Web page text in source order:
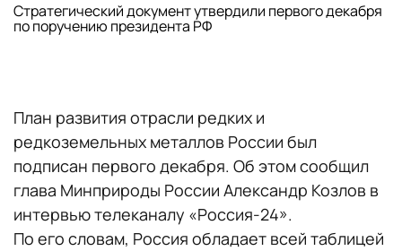
Стратегический документ утвердили первого декабря
по поручению президента РФ
План развития отрасли редких и
редкоземельных металлов России был
подписан первого декабря. Об этом сообщил
глава Минприроды России Александр Козлов в
интервью телеканалу «Россия-24».
По его словам, Россия обладает всей таблицей